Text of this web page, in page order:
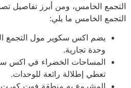
التجمع الخامس، ومن أبرز تفاصيل
التجمع الخامس ما يلي:
وحدة تجارية.
المساحات الخضراء في اكس
تعطي إطلالة رائعة للوحدات.